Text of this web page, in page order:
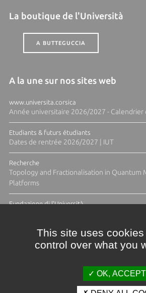
La boutique de l'Università
A BUTTEGUCCIA
A la une sur nos sites web
www.universita.corsica
Année universitaire 2026/2027 - Calendrier
Etudiants & futurs étudiants
Dates de rentrée 2026/2027 | IUT
Recherche
Topology and Fractionalisation in Quantum
Platforms
Fundazione di l'Università
This site uses
control over what you
OK,